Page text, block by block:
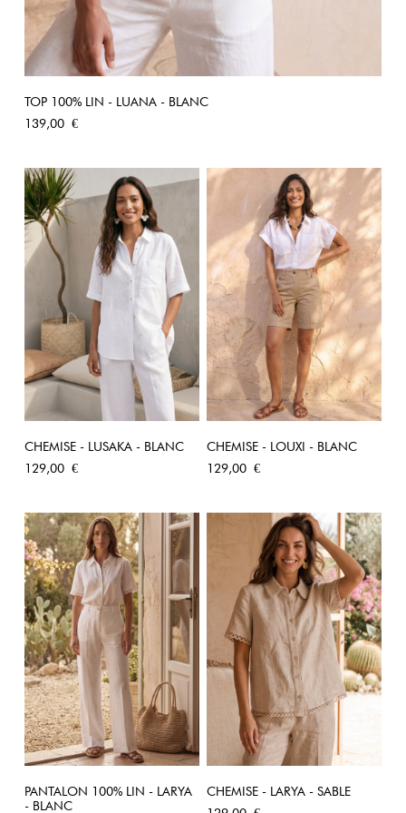
TOP 100% LIN - LUANA - BLANC
Prix
139,00 €
CHEMISE - LUSAKA - BLANC
Prix
129,00 €
CHEMISE - LOUXI - BLANC
Prix
129,00 €
PANTALON 100% LIN - LARYA
- BLANC
CHEMISE - LARYA - SABLE